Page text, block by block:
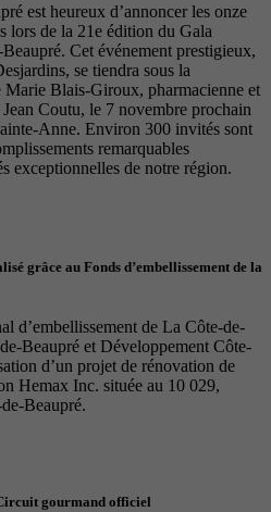
est heureux d’annoncer les onze
lors de la 21e édition du Gala
Cet événement prestigieux,
se tiendra sous la
Marie Blais-Giroux, pharmacienne et
Coutu, le 7 novembre prochain
Anne. Environ 300 invités sont
remarquables
exceptionnelles de notre région.
grâce au Fonds d’embellissement de la
d’embellissement de La Côte-de-
Beaupré et Développement Côte-
d’un projet de rénovation de
Hemax Inc. située au 10 029,
Beaupré.
gourmand officiel